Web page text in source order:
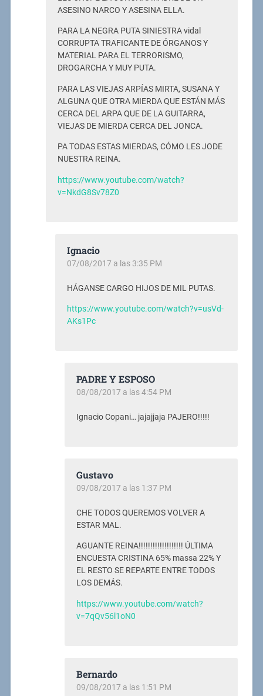
ASESINO NARCO Y ASESINA ELLA.
PARA LA NEGRA PUTA SINIESTRA vidal
CORRUPTA TRAFICANTE DE ÓRGANOS Y
MATERIAL PARA EL TERRORISMO,
DROGARCHA Y MUY PUTA.
PARA LAS VIEJAS ARPÍAS MIRTA, SUSANA Y
ALGUNA QUE OTRA MIERDA QUE ESTÁN MÁS
CERCA DEL ARPA QUE DE LA GUITARRA,
VIEJAS DE MIERDA CERCA DEL JONCA.
PA TODAS ESTAS MIERDAS, CÓMO LES JODE
NUESTRA REINA.
https://www.youtube.com/watch?
v=NkdG8Sv78Z0
Ignacio
07/08/2017 a las 3:35 PM
HÁGANSE CARGO HIJOS DE MIL PUTAS.
https://www.youtube.com/watch?v=usVd-
AKs1Pc
PADRE Y ESPOSO
08/08/2017 a las 4:54 PM
Ignacio Copani… jajajjaja PAJERO!!!!!
Gustavo
09/08/2017 a las 1:37 PM
CHE TODOS QUEREMOS VOLVER A
ESTAR MAL.
AGUANTE REINA!!!!!!!!!!!!!!!!!!! ÚLTIMA
ENCUESTA CRISTINA 65% massa 22% Y
EL RESTO SE REPARTE ENTRE TODOS
LOS DEMÁS.
https://www.youtube.com/watch?
v=7qQv56l1oN0
Bernardo
09/08/2017 a las 1:51 PM